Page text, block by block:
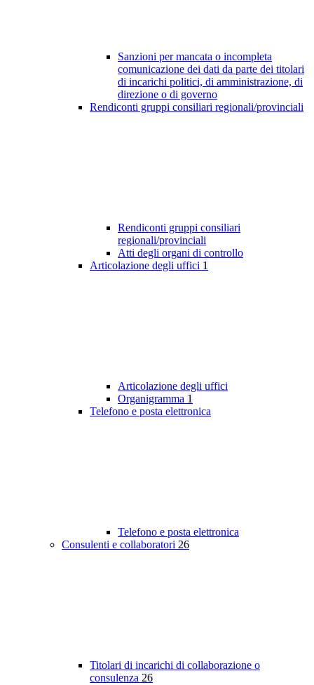
Sanzioni per mancata o incompleta
comunicazione dei dati da parte dei titolari
di incarichi politici, di amministrazione, di
direzione o di governo
Rendiconti gruppi consiliari regionali/provinciali
Rendiconti gruppi consiliari
regionali/provinciali
Atti degli organi di controllo
Articolazione degli uffici 1
Articolazione degli uffici
Organigramma 1
Telefono e posta elettronica
Telefono e posta elettronica
Consulenti e collaboratori 26
Titolari di incarichi di collaborazione o
consulenza 26